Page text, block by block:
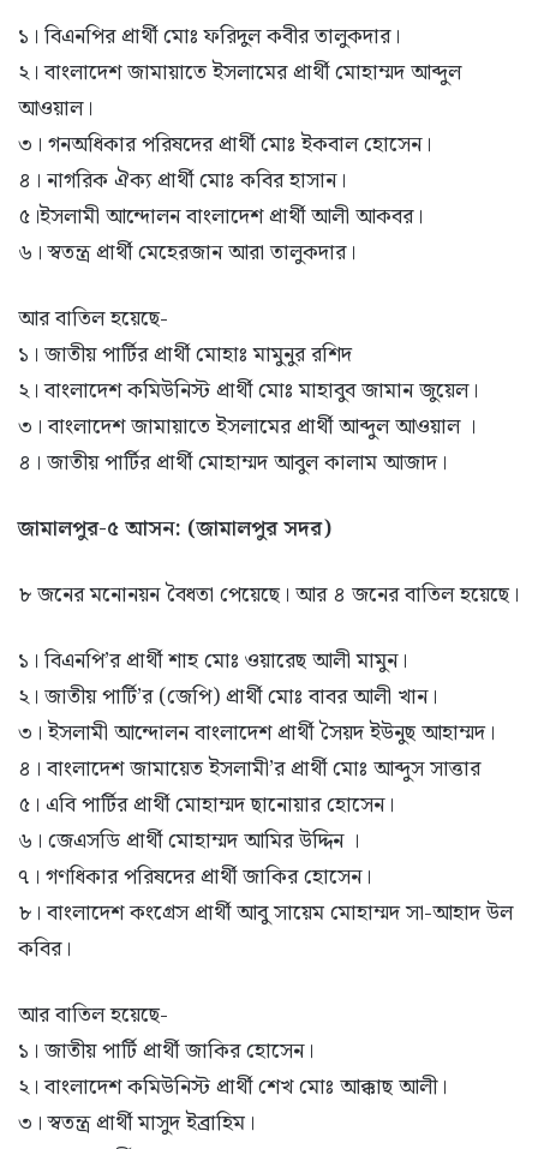
১। বিএনপির প্রার্থী মোঃ ফরিদুল কবীর তালুকদার।
২। বাংলাদেশ জামায়াতে ইসলামের প্রার্থী মোহাম্মদ আব্দুল
আওয়াল।
৩। গনঅধিকার পরিষদের প্রার্থী মোঃ ইকবাল হোসেন।
৪। নাগরিক ঐক্য প্রার্থী মোঃ কবির হাসান।
৫।ইসলামী আন্দোলন বাংলাদেশ প্রার্থী আলী আকবর।
৬। স্বতন্ত্র প্রার্থী মেহেরজান আরা তালুকদার।
আর বাতিল হয়েছে-
১। জাতীয় পার্টির প্রার্থী মোহাঃ মামুনুর রশিদ
২। বাংলাদেশ কমিউনিস্ট প্রার্থী মোঃ মাহাবুব জামান জুয়েল।
৩। বাংলাদেশ জামায়াতে ইসলামের প্রার্থী আব্দুল আওয়াল ।
৪। জাতীয় পার্টির প্রার্থী মোহাম্মদ আবুল কালাম আজাদ।
জামালপুর-৫ আসন: (জামালপুর সদর)
৮ জনের মনোনয়ন বৈধতা পেয়েছে। আর ৪ জনের বাতিল হয়েছে।
১। বিএনপি’র প্রার্থী শাহ মোঃ ওয়ারেছ আলী মামুন।
২। জাতীয় পার্টি’র (জেপি) প্রার্থী মোঃ বাবর আলী খান।
৩। ইসলামী আন্দোলন বাংলাদেশ প্রার্থী সৈয়দ ইউনুছ আহাম্মদ।
৪। বাংলাদেশ জামায়েত ইসলামী’র প্রার্থী মোঃ আব্দুস সাত্তার
৫। এবি পার্টির প্রার্থী মোহাম্মদ ছানোয়ার হোসেন।
৬। জেএসডি প্রার্থী মোহাম্মদ আমির উদ্দিন ।
৭। গণধিকার পরিষদের প্রার্থী জাকির হোসেন।
৮। বাংলাদেশ কংগ্রেস প্রার্থী আবু সায়েম মোহাম্মদ সা-আহাদ উল
কবির।
আর বাতিল হয়েছে-
১। জাতীয় পার্টি প্রার্থী জাকির হোসেন।
২। বাংলাদেশ কমিউনিস্ট প্রার্থী শেখ মোঃ আক্কাছ আলী।
৩। স্বতন্ত্র প্রার্থী মাসুদ ইব্রাহিম।